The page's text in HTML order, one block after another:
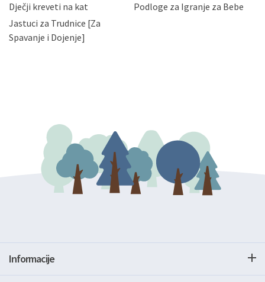
zatražiti prestanak aktivnosti obrade Vaših osobnih
podataka. Opoziv privole možete podnijeti poštom na
gore navedenu adresu ili e-mailom na adresu:
Dječji kreveti na kat
Podloge za Igranje za Bebe
Jastuci za Trudnice [Za
Spavanje i Dojenje]
Informacije